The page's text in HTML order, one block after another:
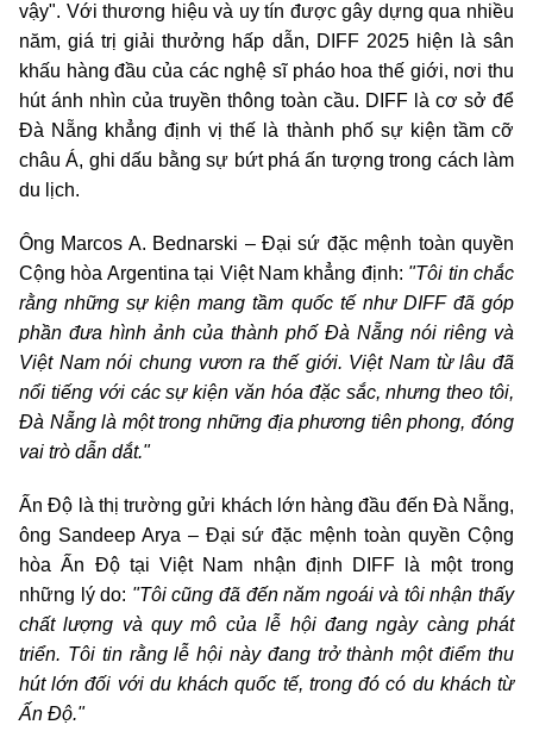
vậy". Với thương hiệu và uy tín được gây dựng qua nhiều
năm, giá trị giải thưởng hấp dẫn, DIFF 2025 hiện là sân
khấu hàng đầu của các nghệ sĩ pháo hoa thế giới, nơi thu
hút ánh nhìn của truyền thông toàn cầu. DIFF là cơ sở để
Đà Nẵng khẳng định vị thế là thành phố sự kiện tầm cỡ
châu Á, ghi dấu bằng sự bứt phá ấn tượng trong cách làm
du lịch.
Ông Marcos A. Bednarski – Đại sứ đặc mệnh toàn quyền
Cộng hòa Argentina tại Việt Nam khẳng định: "Tôi tin chắc
rằng những sự kiện mang tầm quốc tế như DIFF đã góp
phần đưa hình ảnh của thành phố Đà Nẵng nói riêng và
Việt Nam nói chung vươn ra thế giới. Việt Nam từ lâu đã
nổi tiếng với các sự kiện văn hóa đặc sắc, nhưng theo tôi,
Đà Nẵng là một trong những địa phương tiên phong, đóng
vai trò dẫn dắt."
Ấn Độ là thị trường gửi khách lớn hàng đầu đến Đà Nẵng,
ông Sandeep Arya – Đại sứ đặc mệnh toàn quyền Cộng
hòa Ấn Độ tại Việt Nam nhận định DIFF là một trong
những lý do: "Tôi cũng đã đến năm ngoái và tôi nhận thấy
chất lượng và quy mô của lễ hội đang ngày càng phát
triển. Tôi tin rằng lễ hội này đang trở thành một điểm thu
hút lớn đối với du khách quốc tế, trong đó có du khách từ
Ấn Độ."